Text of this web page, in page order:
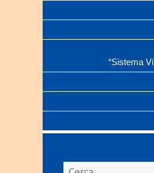
“Sistema
Ricerca